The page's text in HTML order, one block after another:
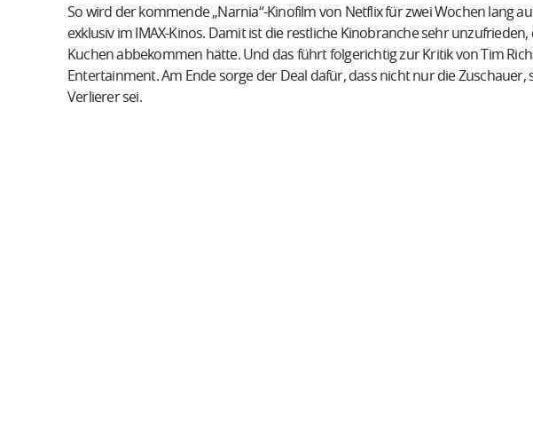
So wird der kommende „Narnia“-Kinofilm von Netflix für zwei Wochen lang
exklusiv im IMAX-Kinos. Damit ist die restliche Kinobranche sehr
Kuchen abbekommen hätte. Und das führt folgerichtig zur Kritik von Tim
Entertainment. Am Ende sorge der Deal dafür, dass nicht nur die
Verlierer sei.